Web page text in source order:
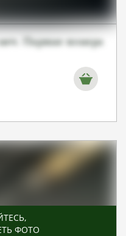
Парные номера
,
ФОТО